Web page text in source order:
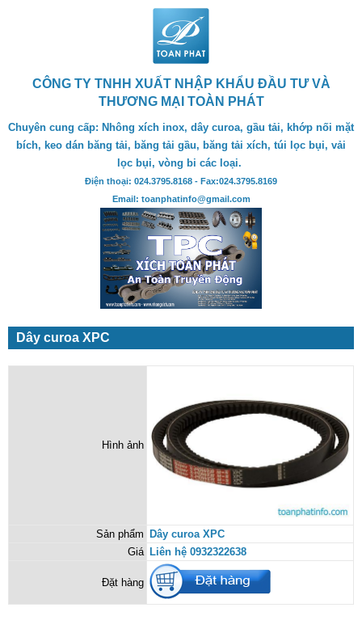
CÔNG TY TNHH XUẤT NHẬP KHẨU ĐẦU TƯ VÀ
THƯƠNG MẠI TOÀN PHÁT
Chuyên cung cấp: Nhông xích inox, dây curoa, gầu tải, khớp nối mặt
bích, keo dán băng tải, băng tải gầu, băng tải xích, túi lọc bụi, vải
lọc bụi, vòng bi các loại.
Điện thoại: 024.3795.8168 - Fax:024.3795.8169
Email: toanphatinfo@gmail.com
Dây curoa XPC
Hình ảnh
Sản phẩm
Dây curoa XPC
Giá Liên hệ 0932322638
Đặt hàng